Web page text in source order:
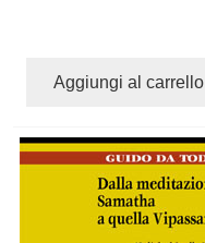
Aggiungi al carrello